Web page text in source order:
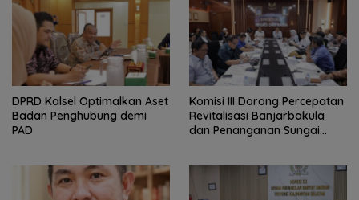
‎DPRD Kalsel Optimalkan Aset
Badan Penghubung demi
PAD
‎Komisi III Dorong Percepatan
Revitalisasi Banjarbakula
dan Penanganan Sungai